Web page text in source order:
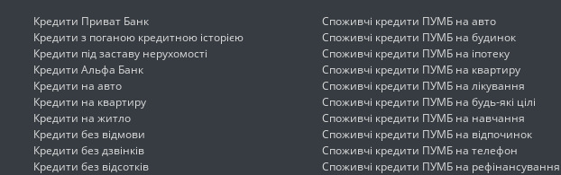
Кредити Приват Банк
Кредити з поганою кредитною історією
Кредити під заставу нерухомості
Кредити Альфа Банк
Кредити на авто
Кредити на квартиру
Кредити на житло
Кредити без відмови
Кредити без дзвінків
Кредити без відсотків
Споживчі кредити ПУМБ на авто
Споживчі кредити ПУМБ на будинок
Споживчі кредити ПУМБ на іпотеку
Споживчі кредити ПУМБ на квартиру
Споживчі кредити ПУМБ на лікування
Споживчі кредити ПУМБ на будь-які цілі
Споживчі кредити ПУМБ на навчання
Споживчі кредити ПУМБ на відпочинок
Споживчі кредити ПУМБ на телефон
Споживчі кредити ПУМБ на рефінансування